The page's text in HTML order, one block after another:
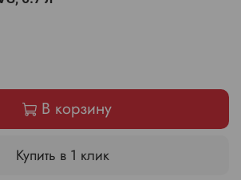
В корзину
Купить в 1 клик